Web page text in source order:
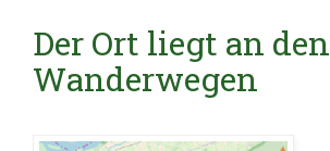
Der Ort liegt an den
Wanderwegen